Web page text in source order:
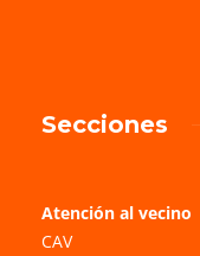
Secciones
Atención al vecino
CAV